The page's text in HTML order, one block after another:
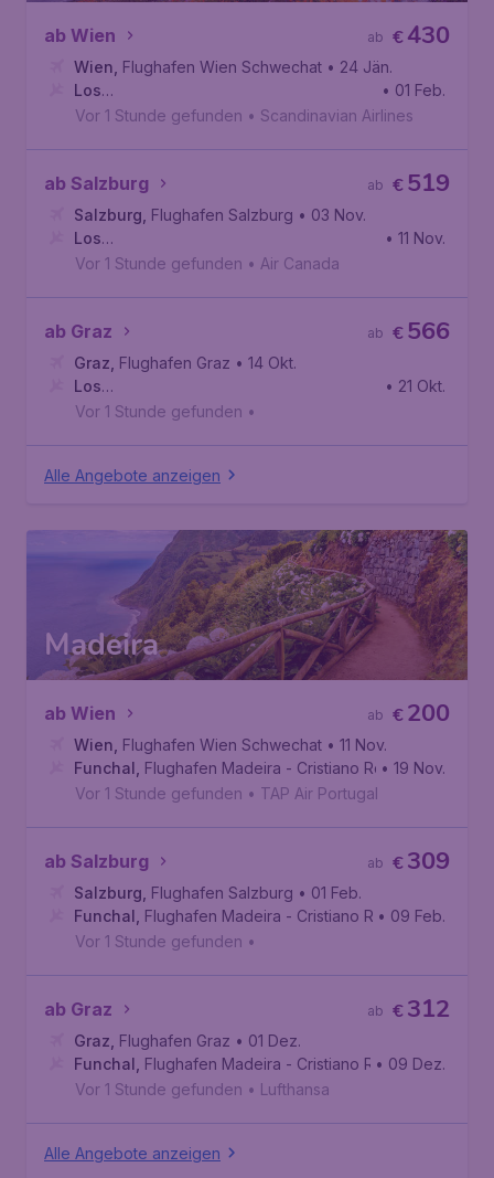
ab Wien €430
ab
Wien Flughafen Wien Schwechat • 24 Jän.
Los
Angeles, Internationaler Flughafen Los Angeles
• 01 Feb.
Vor 1 Stunde gefunden • Scandinavian Airlines
ab Salzburg €519
ab
Salzburg Flughafen Salzburg • 03 Nov.
Los
Angeles, Internationaler Flughafen Los Angeles
• 11 Nov.
Vor 1 Stunde gefunden • Air Canada
ab Graz €566
ab
Graz Flughafen Graz • 14 Okt.
Los
Angeles, Internationaler Flughafen Los Angeles
• 21 Okt.
Vor 1 Stunde gefunden •
Alle Angebote anzeigen
Madeira
ab Wien €200
ab
Wien Flughafen Wien Schwechat • 11 Nov.
Funchal Flughafen Madeira - Cristiano Ronaldo
• 19 Nov.
Vor 1 Stunde gefunden • TAP Air Portugal
ab Salzburg €309
ab
Salzburg Flughafen Salzburg • 01 Feb.
Funchal Flughafen Madeira - Cristiano Ronaldo
• 09 Feb.
Vor 1 Stunde gefunden •
ab Graz €312
ab
Graz Flughafen Graz • 01 Dez.
Funchal Flughafen Madeira - Cristiano Ronaldo
• 09 Dez.
Vor 1 Stunde gefunden • Lufthansa
Alle Angebote anzeigen